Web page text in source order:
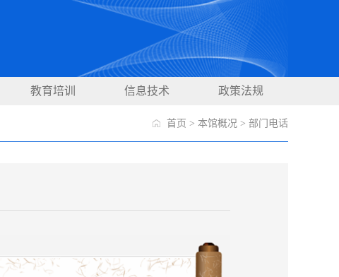
教育培训 信息技术 政策法规
首页 > 本馆概况 > 部门电话